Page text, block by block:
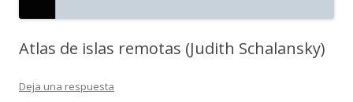
Atlas de islas remotas (Judith Schalansky)
Deja una respuesta